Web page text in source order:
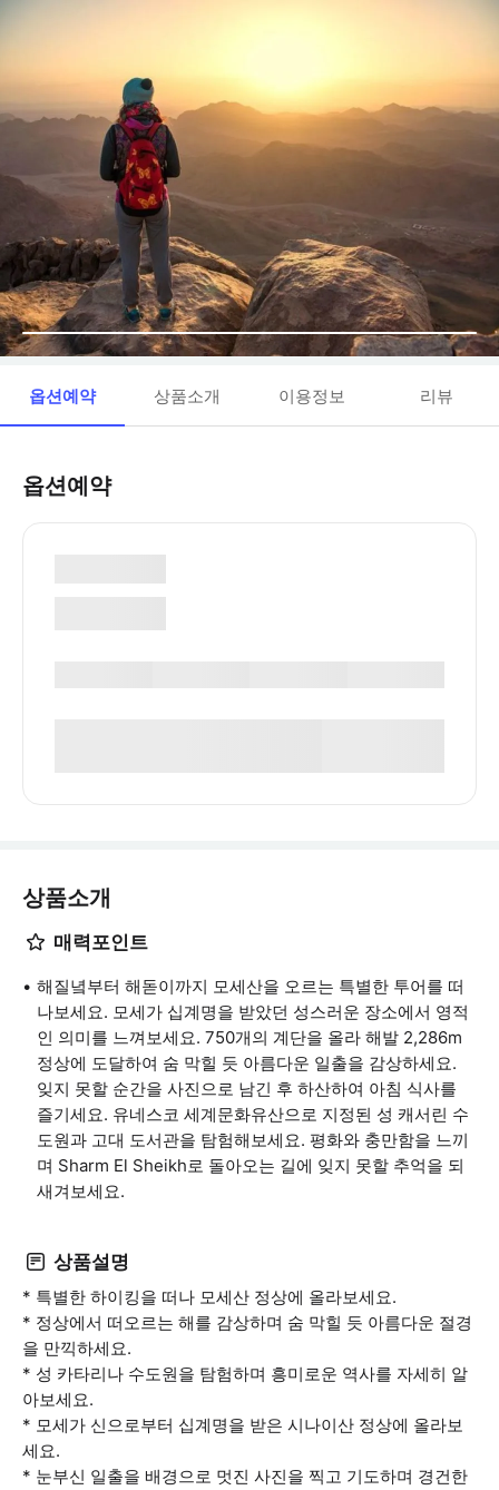
옵션예약 상품소개 이용정보 리뷰
옵션예약
상품소개
매력포인트
해질녘부터 해돋이까지 모세산을 오르는 특별한 투어를 떠
나보세요. 모세가 십계명을 받았던 성스러운 장소에서 영적
인 의미를 느껴보세요. 750개의 계단을 올라 해발 2,286m
정상에 도달하여 숨 막힐 듯 아름다운 일출을 감상하세요.
잊지 못할 순간을 사진으로 남긴 후 하산하여 아침 식사를
즐기세요. 유네스코 세계문화유산으로 지정된 성 캐서린 수
도원과 고대 도서관을 탐험해보세요. 평화와 충만함을 느끼
며 Sharm El Sheikh로 돌아오는 길에 잊지 못할 추억을 되
새겨보세요.
상품설명
* 특별한 하이킹을 떠나 모세산 정상에 올라보세요.
* 정상에서 떠오르는 해를 감상하며 숨 막힐 듯 아름다운 절경
을 만끽하세요.
* 성 카타리나 수도원을 탐험하며 흥미로운 역사를 자세히 알
아보세요.
* 모세가 신으로부터 십계명을 받은 시나이산 정상에 올라보
세요.
* 눈부신 일출을 배경으로 멋진 사진을 찍고 기도하며 경건한